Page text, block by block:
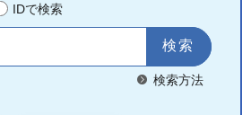
IDで検索
検索方法